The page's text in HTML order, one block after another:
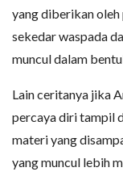
yang diberikan oleh
sekedar waspada
muncul dalam
Lain ceritanya jika
percaya diri tampil
materi yang
yang muncul lebih